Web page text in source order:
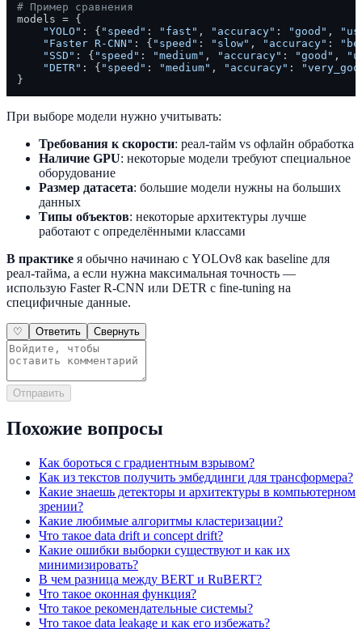
# Пример сравнения
models = {
"YOLO" : { "speed" : "fast" , "accuracy" : "good" ,
"Faster R-CNN" : { "speed" : "slow" , "accuracy" :
"SSD" : { "speed" : "medium" , "accuracy" : "good" ,
"DETR" : { "speed" : "medium" , "accuracy" :
При выборе модели нужно учитывать:
Требования к скорости: реал-тайм vs офлайн обработка
Наличие GPU: некоторые модели требуют специальное
оборудование
Размер датасета: большие модели нужны на больших
данных
Типы объектов: некоторые архитектуры лучше
работают с определёнными классами
В практике я обычно начинаю с YOLOv8 как baseline для
реал-тайма, а если нужна максимальная точность —
использую Faster R-CNN или DETR с fine-tuning на
специфичные данные.
♡ Ответить Свернуть
Отправить
Похожие вопросы
Как бороться с градиентным взрывом?
Как из текстов получить эмбеддинги для трансформера?
Какие знаешь детекторы и архитектуры в компьютерном
зрении?
Какие любимые алгоритмы кластеризации?
Что такое data drift и concept drift?
Какие ошибки выборки существуют и как их
минимизировать?
В чем разница между BERT и RuBERT?
Что такое оконная функция?
Что такое рекомендательные системы?
Что такое data leakage и как его избежать?